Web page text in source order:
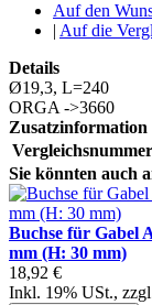
Auf den
| Auf die
Details
Ø19,3, L=240
ORGA ->3660
Zusatzinformation
Vergleichsnummer
Sie könnten auch
Buchse für Gabel
mm (H: 30 mm)
18,92 €
Inkl. 19% USt.,